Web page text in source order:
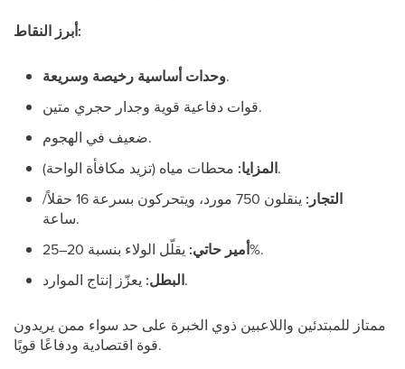
أبرز النقاط:
وحدات أساسية رخيصة وسريعة.
قوات دفاعية قوية وجدار حجري متين.
ضعيف في الهجوم.
المزايا:محطات مياه (تزيد مكافأة الواحة).
التجار:
ينقلون 750 مورد، ويتحركون بسرعة 16 حقلاً/
ساعة.
أمير حاتي:يقلّل الولاء بنسبة 20–25%.
البطل:يعزّز إنتاج الموارد.
ممتاز للمبتدئين واللاعبين ذوي الخبرة على حد سواء ممن يريدون
قوة اقتصادية ودفاعًا قويًا.